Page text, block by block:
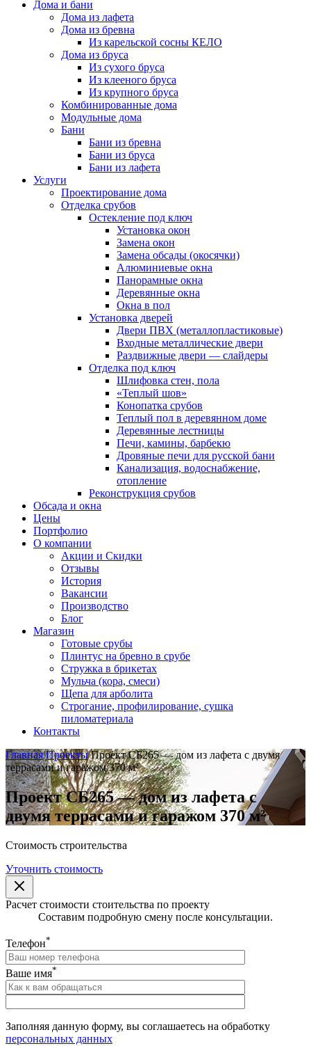
Дома и бани
Дома из лафета
Дома из бревна
Из карельской сосны КЕЛО
Дома из бруса
Из сухого бруса
Из клееного бруса
Из крупного бруса
Комбинированные дома
Модульные дома
Бани
Бани из бревна
Бани из бруса
Бани из лафета
Услуги
Проектирование дома
Отделка срубов
Остекление под ключ
Установка окон
Замена окон
Замена обсады (окосячки)
Алюминиевые окна
Панорамные окна
Деревянные окна
Окна в пол
Установка дверей
Двери ПВХ (металлопластиковые)
Входные металлические двери
Раздвижные двери — слайдеры
Отделка под ключ
Шлифовка стен, пола
«Теплый шов»
Конопатка срубов
Теплый пол в деревянном доме
Деревянные лестницы
Печи, камины, барбекю
Дровяные печи для русской бани
Канализация, водоснабжение,
отопление
Реконструкция срубов
Обсада и окна
Цены
Портфолио
О компании
Акции и Скидки
Отзывы
История
Вакансии
Производство
Блог
Магазин
Готовые срубы
Плинтус на бревно в срубе
Стружка в брикетах
Мульча (кора, смеси)
Щепа для арболита
Строгание, профилирование, сушка
пиломатериала
Контакты
Главная Проекты Проект СБ265 — дом из лафета с двумя
террасами и гаражом 370 м²
Проект СБ265 — дом из лафета с
двумя террасами и гаражом 370 м²
Стоимость строительства
Уточнить стоимость
Расчет стоимости стоительства по проекту
Составим подробную смену после консультации.
Телефон*
Ваше имя*
Заполняя данную форму, вы соглашаетесь на обработку
персональных данных